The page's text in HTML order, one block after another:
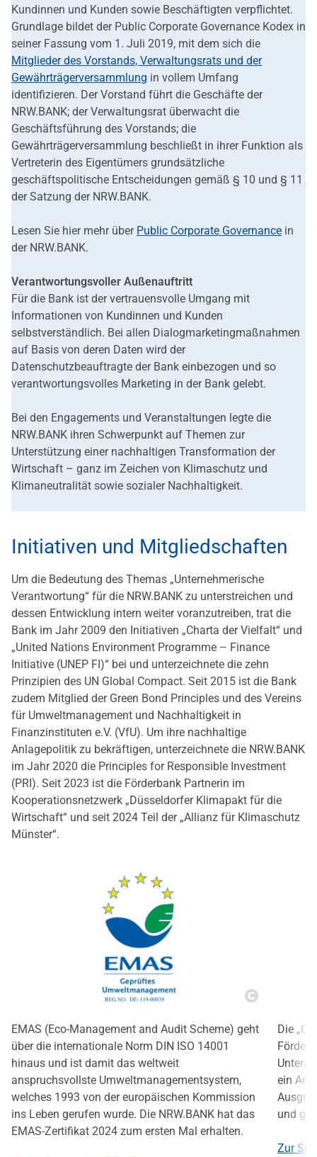
Kundinnen und Kunden sowie Beschäftigten verpflichtet.
Grundlage bildet der Public Corporate Governance Kodex in
seiner Fassung vom 1. Juli 2019, mit dem sich die
Mitglieder des Vorstands, Verwaltungsrats und der
Gewährträgerversammlung in vollem Umfang
identifizieren. Der Vorstand führt die Geschäfte der
NRW.BANK; der Verwaltungsrat überwacht die
Geschäftsführung des Vorstands; die
Gewährträgerversammlung beschließt in ihrer Funktion als
Vertreterin des Eigentümers grundsätzliche
geschäftspolitische Entscheidungen gemäß § 10 und § 11
der Satzung der NRW.BANK.
Lesen Sie hier mehr über Public Corporate Governance in
der NRW.BANK.
Verantwortungsvoller Außenauftritt
Für die Bank ist der vertrauensvolle Umgang mit
Informationen von Kundinnen und Kunden
selbstverständlich. Bei allen Dialogmarketingmaßnahmen
auf Basis von deren Daten wird der
Datenschutzbeauftragte der Bank einbezogen und so
verantwortungsvolles Marketing in der Bank gelebt.
Bei den Engagements und Veranstaltungen legte die
NRW.BANK ihren Schwerpunkt auf Themen zur
Unterstützung einer nachhaltigen Transformation der
Wirtschaft – ganz im Zeichen von Klimaschutz und
Klimaneutralität sowie sozialer Nachhaltigkeit.
Initiativen und Mitgliedschaften
Um die Bedeutung des Themas „Unternehmerische
Verantwortung“ für die NRW.BANK zu unterstreichen und
dessen Entwicklung intern weiter voranzutreiben, trat die
Bank im Jahr 2009 den Initiativen „Charta der Vielfalt“ und
„United Nations Environment Programme – Finance
Initiative (UNEP FI)“ bei und unterzeichnete die zehn
Prinzipien des UN Global Compact. Seit 2015 ist die Bank
zudem Mitglied der Green Bond Principles und des Vereins
für Umweltmanagement und Nachhaltigkeit in
Finanzinstituten e.V. (VfU). Um ihre nachhaltige
Anlagepolitik zu bekräftigen, unterzeichnete die NRW.BANK
im Jahr 2020 die Principles for Responsible Investment
(PRI). Seit 2023 ist die Förderbank Partnerin im
Kooperationsnetzwerk „Düsseldorfer Klimapakt für die
Wirtschaft“ und seit 2024 Teil der „Allianz für Klimaschutz
Münster“.
EMAS (Eco-Management and Audit Scheme) geht
über die internationale Norm DIN ISO 14001
hinaus und ist damit das weltweit
anspruchsvollste Umweltmanagementsystem,
welches 1993 von der europäischen Kommission
ins Leben gerufen wurde. Die NRW.BANK hat das
EMAS-Zertifikat 2024 zum ersten Mal erhalten.
Die
ein
und
Zur